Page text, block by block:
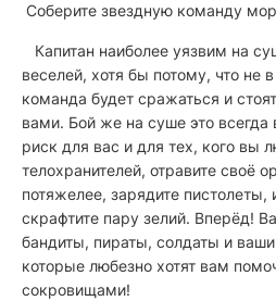
Соберите звездную команду
Капитан наиболее уязвим на
веселей, хотя бы потому, что не
команда будет сражаться и
вами. Бой же на суше это
риск для вас и для тех, кого вы
телохранителей, отравите своё
потяжелее, зарядите пистолеты,
скрафтите пару зелий. Вперёд!
бандиты, пираты, солдаты и
которые любезно хотят вам
сокровищами!